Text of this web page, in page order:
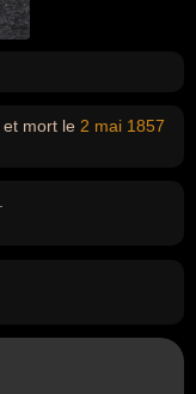
et mort le 2 mai 1857